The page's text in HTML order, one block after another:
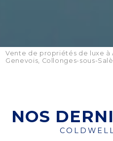
Vente de propriétés de luxe à
Genevois, Collonges-sous-
NOS